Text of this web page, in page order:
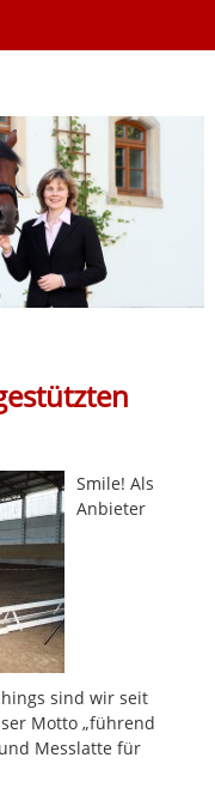
Smile! Als
Anbieter
sind wir seit
Motto „führend
Messlatte für